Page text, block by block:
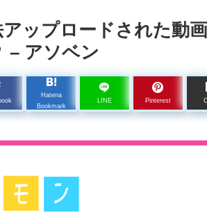
アップロードされた動
– アソベン
Hatena
Bookmark
LINE Pinterest